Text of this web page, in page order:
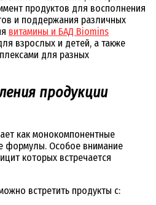
продуктов для восполнения
и поддержания различных
витамины и БАД Biomins
взрослых и детей, а также
для разных
продукции
как монокомпонентные
формулы. Особое внимание
которых встречается
встретить продукты с: